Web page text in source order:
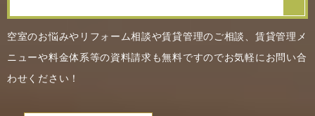
空室のお悩みやリフォーム相談や賃貸管理のご相談、賃貸管理メ
ニューや料金体系等の資料請求も無料ですのでお気軽にお問い合
わせください！